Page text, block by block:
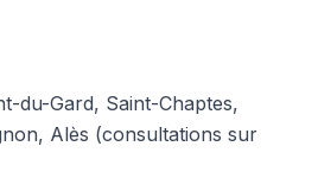
du-Gard, Saint-Chaptes,
Alès (consultations sur